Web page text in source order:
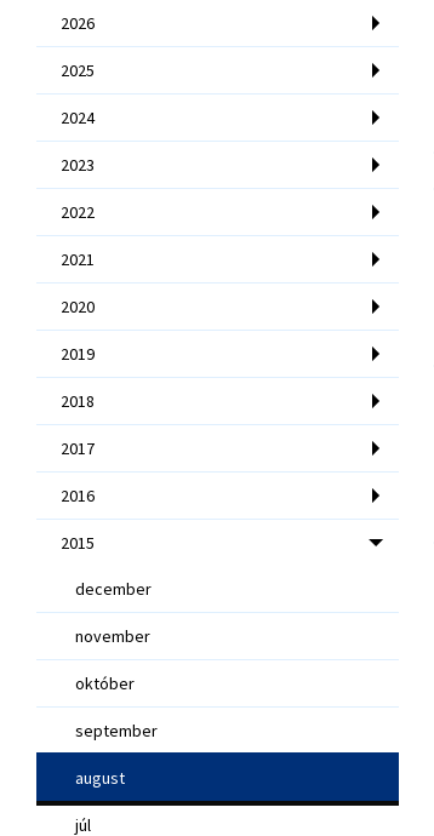
2026
2025
2024
2023
2022
2021
2020
2019
2018
2017
2016
2015
december
november
október
september
august
júl